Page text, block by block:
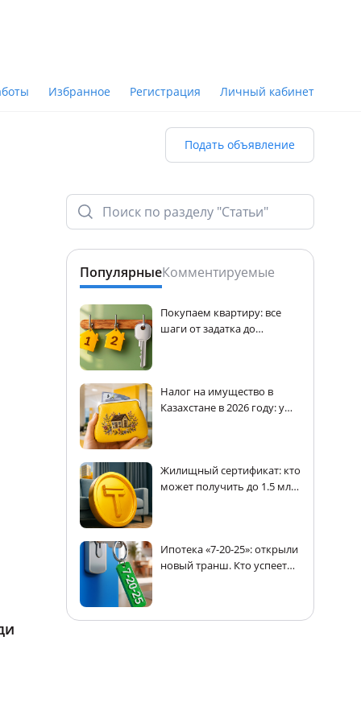
Избранное Регистрация Личный кабинет
Подать объявление
ПопулярныеКомментируемые
Покупаем квартиру: все
шаги от задатка до
Налог на имущество в
Казахстане в 2026 году: у
Жилищный сертификат: кто
может получить до 1.5 млн
Ипотека «7-20-25»: открыли
новый транш. Кто успеет